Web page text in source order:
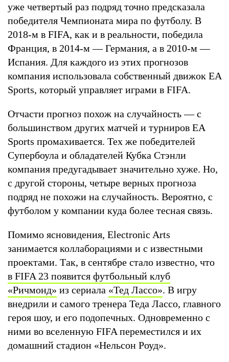
уже четвертый раз подряд точно предсказала
победителя Чемпионата мира по футболу. В
2018-м в FIFA, как и в реальности, победила
Франция, в 2014-м — Германия, а в 2010-м —
Испания. Для каждого из этих прогнозов
компания использовала собственный движок EA
Sports, который управляет играми в FIFA.
Отчасти прогноз похож на случайность — с
большинством других матчей и турниров EA
Sports промахивается. Тех же победителей
Супербоула и обладателей Кубка Стэнли
компания предугадывает значительно хуже. Но,
с другой стороны, четыре верных прогноза
подряд не похожи на случайность. Вероятно, с
футболом у компании куда более тесная связь.
Помимо ясновидения, Electronic Arts
занимается коллаборациями и с известными
проектами. Так, в сентябре стало известно, что
в FIFA 23 появится футбольный клуб
«Ричмонд» из сериала «Тед Лассо». В игру
внедрили и самого тренера Теда Лассо, главного
героя шоу, и его подопечных. Одновременно с
ними во вселенную FIFA переместился и их
домашний стадион «Нельсон Роуд».